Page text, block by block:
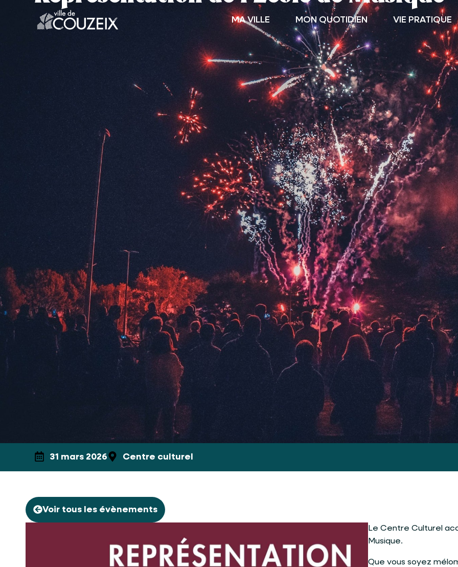
MA VILLE MON QUOTIDIEN VIE PRATIQUE
31 mars 2026 Centre culturel
Voir tous les évènements
Le Centre Culturel
Musique.
Que vous soyez